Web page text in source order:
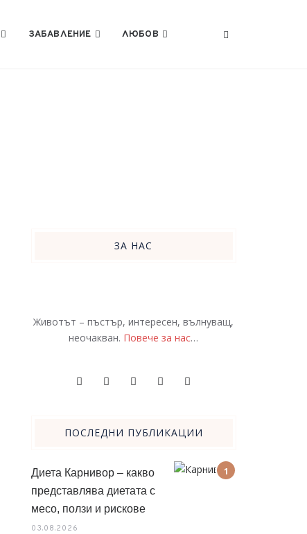
ЗАБАВЛЕНИЕ ЛЮБОВ
ЗА НАС
Животът – пъстър, интересен, вълнуващ,
неочакван. Повече за нас…
ПОСЛЕДНИ ПУБЛИКАЦИИ
Диета Карнивор – какво
представлява диетата с
месо, ползи и рискове
03.08.2026